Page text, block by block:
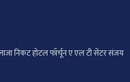
निकट होटल फॉर्चून ए एल टी सेंटर संजय